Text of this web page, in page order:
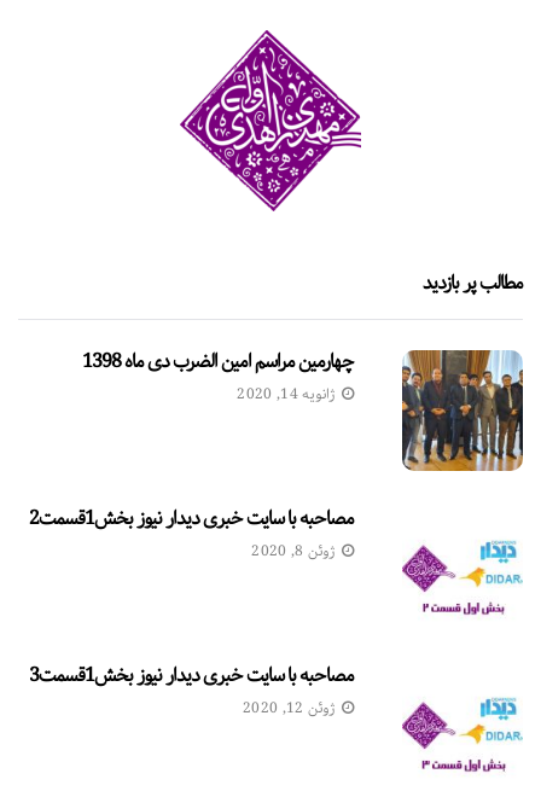
مطالب پر بازدید
چهارمین مراسم امین الضرب دی ماه 1398
ژانویه 14, 2020
مصاحبه با سایت خبری دیدار نیوز بخش1قسمت2
ژوئن 8, 2020
مصاحبه با سایت خبری دیدار نیوز بخش1قسمت3
ژوئن 12, 2020